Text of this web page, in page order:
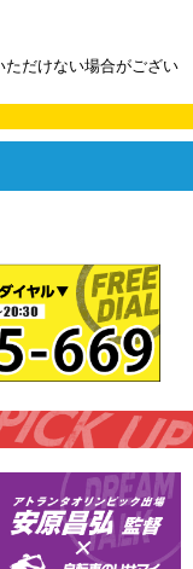
だけない場合がござい